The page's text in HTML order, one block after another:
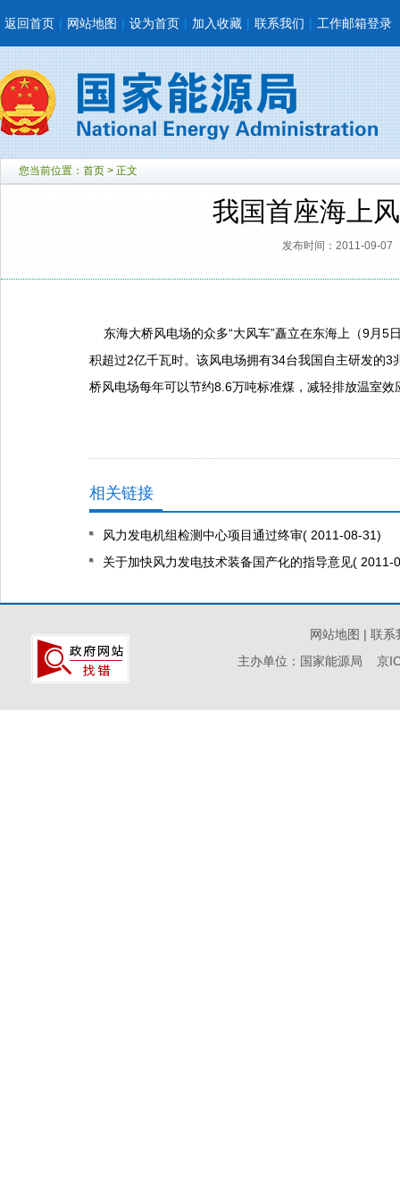
返回首页 | 网站地图 | 设为首页 | 加入收藏 | 联系我们 | 工作邮箱登录
您当前位置： 首页 > 正文
我国首座海上
发布时间：2011-09-07
东海大桥风电场的众多“大风车”矗立在东海上（9月
积超过2亿千瓦时。该风电场拥有34台我国自主研发的
桥风电场每年可以节约8.6万吨标准煤，减轻排放温室
相关链接
风力发电机组检测中心项目通过终审( 2011-08-31)
关于加快风力发电技术装备国产化的指导意见( 2011-